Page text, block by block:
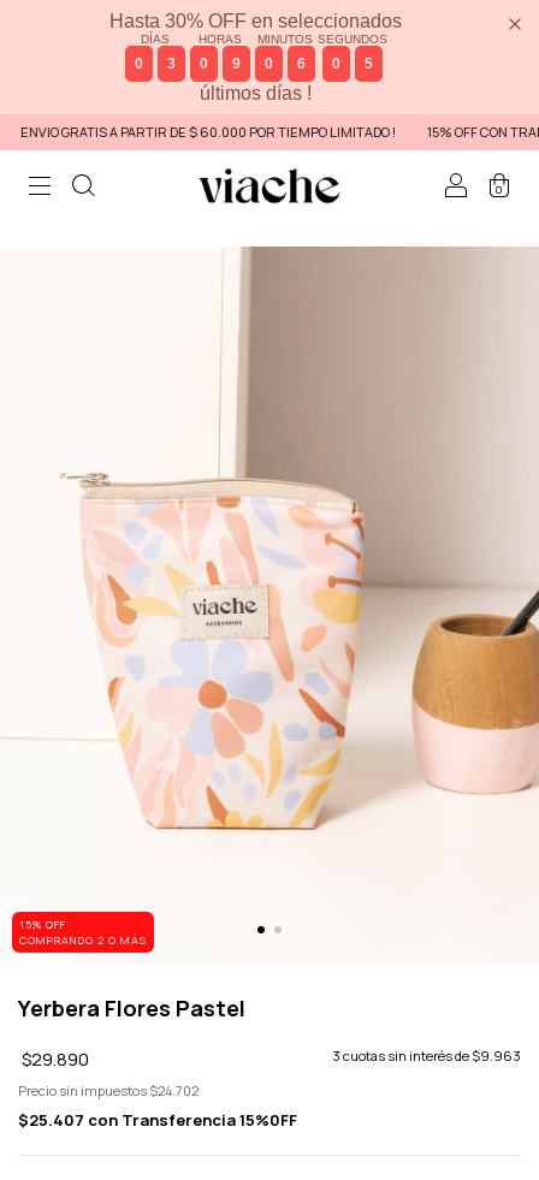
Hasta 30% OFF en seleccionados
DÍAS
0 3
HORAS
0 9
MINUTOS
0 6
SEGUNDOS
0 5
últimos días !
GRATIS A PARTIR DE $ 60.000 POR TIEMPO LIMITADO ! 15% OFF CON
0
15% OFF
COMPRANDO 2 O MÁS
Yerbera Flores Pastel
$29.890 3 cuotas sin interés de $9.963
Precio sin impuestos $24.702
$25.407 con Transferencia 15%0FF